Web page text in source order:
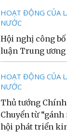
HOẠT ĐỘNG CỦA
NƯỚC
Hội nghị công
luận Trung ương
HOẠT ĐỘNG CỦA
NƯỚC
Thủ tướng
Chuyển từ “gánh
hội phát triển